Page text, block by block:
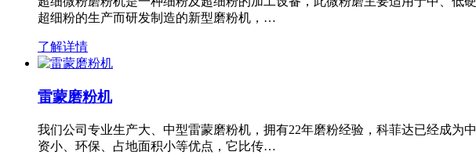
超细粉的生产而研发制造的新型磨粉机，…
了解详情
雷蒙磨粉机
我们公司专业生产大、中型雷蒙磨粉机，拥有22年磨粉经验，科菲达已经成
资小、环保、占地面积小等优点，它比传…